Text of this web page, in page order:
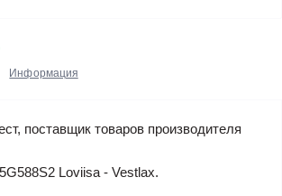
Информация
поставщик товаров производителя
Loviisa - Vestlax.